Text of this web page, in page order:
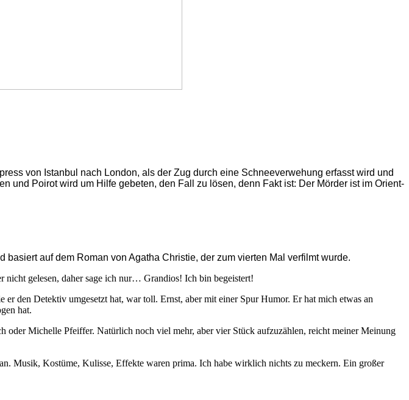
von Istanbul nach London, als der Zug durch eine Schneeverwehung erfasst wird und
und Poirot wird um Hilfe gebeten, den Fall zu lösen, denn Fakt ist: Der Mörder ist im Orient-
auf dem Roman von Agatha Christie, der zum vierten Mal verfilmt wurde.
nicht gelesen, daher sage ich nur… Grandios! Ich bin begeistert!
den Detektiv umgesetzt hat, war toll. Ernst, aber mit einer Spur Humor. Er hat mich etwas an
hat.
Michelle Pfeiffer. Natürlich noch viel mehr, aber vier Stück aufzuzählen, reicht meiner Meinung
Musik, Kostüme, Kulisse, Effekte waren prima. Ich habe wirklich nichts zu meckern. Ein großer